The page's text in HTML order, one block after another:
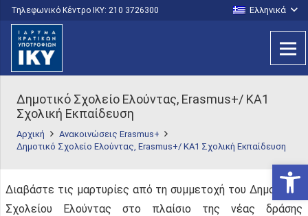
Τηλεφωνικό Κέντρο IKY: 210 3726300 Ελληνικά
Δημοτικό Σχολείο Ελούντας, Erasmus+/ KA1
Σχολική Εκπαίδευση
Αρχική
Ανακοινώσεις Erasmus+
Δημοτικό Σχολείο Ελούντας, Erasmus+/ KA1 Σχολική Εκπαίδευση
Διαβάστε τις μαρτυρίες από τη συμμετοχή του Δημοτικού
Σχολείου Ελούντας στο πλαίσιο της νέας δράσης